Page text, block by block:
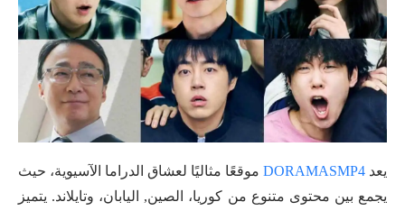
يعد DORAMASMP4 موقعًا مثاليًا لعشاق الدراما الآسيوية، حيث
يجمع بين محتوى متنوع من كوريا، الصين, اليابان، وتايلاند. يتميز